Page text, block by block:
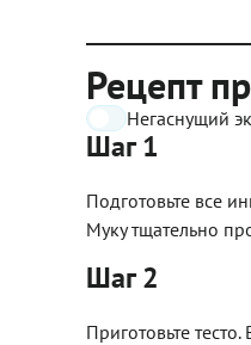
Рецепт
Негаснущий
Шаг 1
Подготовьте все
Муку тщательно
Шаг 2
Приготовьте